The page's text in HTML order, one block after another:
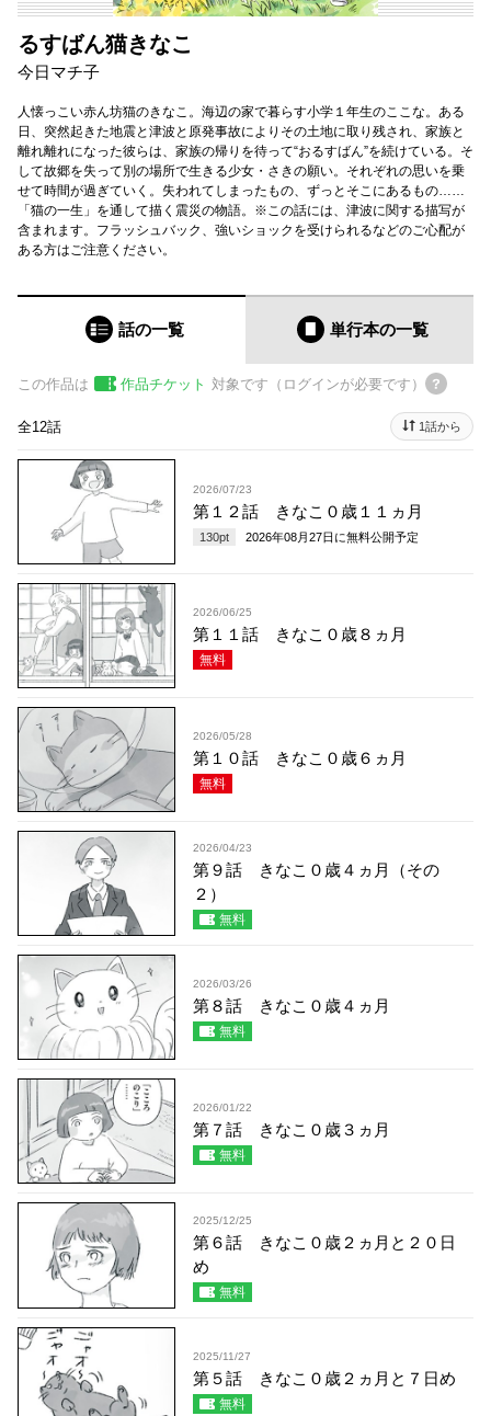
るすばん猫きなこ
今日マチ子
人懐っこい赤ん坊猫のきなこ。海辺の家で暮らす小学１年生のここな。ある
日、突然起きた地震と津波と原発事故によりその土地に取り残され、家族と
離れ離れになった彼らは、家族の帰りを待って“おるすばん”を続けている。そ
して故郷を失って別の場所で生きる少女・さきの願い。それぞれの思いを乗
せて時間が過ぎていく。失われてしまったもの、ずっとそこにあるもの……
「猫の一生」を通して描く震災の物語。※この話には、津波に関する描写が
含まれます。フラッシュバック、強いショックを受けられるなどのご心配が
ある方はご注意ください。
話の一覧 単行本の一覧
この作品は 作品チケット 対象です（ログインが必要です）
全12話 1話から
2026/07/23
第１２話 きなこ０歳１１ヵ月
130pt 2026年08月27日 に無料公開予定
2026/06/25
第１１話 きなこ０歳８ヵ月
無料
2026/05/28
第１０話 きなこ０歳６ヵ月
無料
2026/04/23
第９話 きなこ０歳４ヵ月（その
２）
無料
2026/03/26
第８話 きなこ０歳４ヵ月
無料
2026/01/22
第７話 きなこ０歳３ヵ月
無料
2025/12/25
第６話 きなこ０歳２ヵ月と２０日
め
無料
2025/11/27
第５話 きなこ０歳２ヵ月と７日め
無料